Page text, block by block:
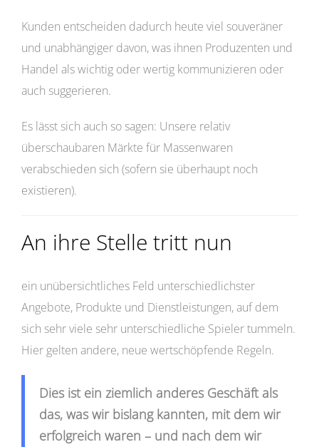
Kunden entscheiden dadurch heute viel souveräner
und unabhängiger davon, was ihnen Produzenten und
Handel als wichtig oder wertig kommunizieren oder
auch suggerieren.
Es lässt sich auch so sagen: Unsere relativ
überschaubaren Märkte für Massenwaren
verabschieden sich (sofern sie überhaupt noch
existieren).
An ihre Stelle tritt nun
ein unübersichtliches Feld unterschiedlichster
Angebote, Produkte und Dienstleistungen, auf dem
sich sehr viele sehr unterschiedliche Spieler tummeln.
Hier gelten andere, neue wertschöpfende Regeln.
Dies ist ein ziemlich anderes Geschäft als
das, was wir bislang kannten, mit dem wir
erfolgreich waren – und nach dem wir